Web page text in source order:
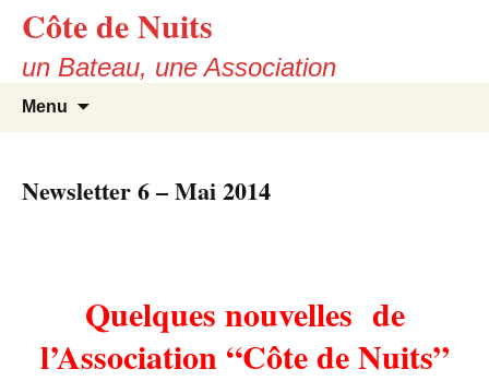
content
Côte de Nuits
un Bateau, une Association
Menu
Newsletter 6 – Mai 2014
Quelques nouvelles de
l’Association “Côte de Nuits”